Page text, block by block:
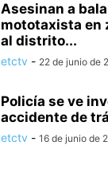
Asesinan a
mototaxista en
al distrito...
etctv - 22 de junio de
Policía se ve
accidente de
etctv - 16 de junio de